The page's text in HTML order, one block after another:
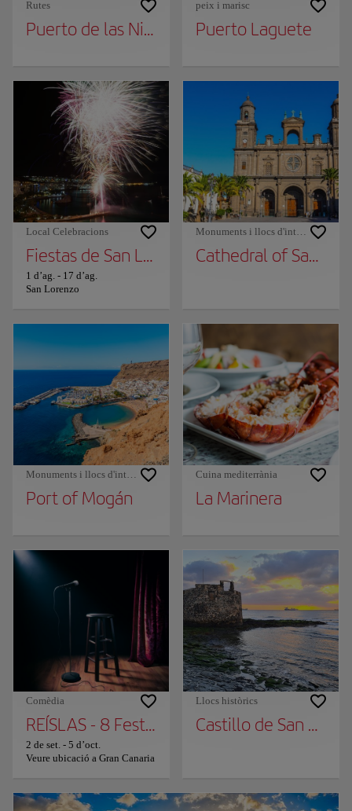
Rutes
Puerto de las Nieves
peix i marisc
Puerto Laguete
Local Celebracions
Fiestas de San Lorenzo
1 d’ag. - 17 d’ag.
San Lorenzo
Monuments i llocs d'interès
Cathedral of Santa
Monuments i llocs d'interès
Port of Mogán
Cuina mediterrània
La Marinera
Comèdia
REÍSLAS - 8 Festival d'humor de les Illes
2 de set. - 5 d’oct.
Veure ubicació a Gran Canaria
Llocs històrics
Castillo de San